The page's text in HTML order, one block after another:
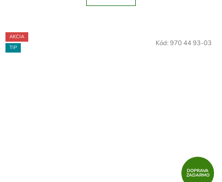
AKCIA
TIP
DOPRAVA
ZADARMO
Kód: 970 44 93-03